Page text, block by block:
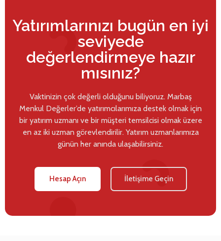
Yatırımlarınızı bugün en iyi
seviyede
değerlendirmeye hazır
mısınız?
Vaktinizin çok değerli olduğunu biliyoruz. Marbaş
Menkul Değerler’de yatırımcılarımıza destek olmak için
bir yatırım uzmanı ve bir müşteri temsilcisi olmak üzere
en az iki uzman görevlendirilir. Yatırım uzmanlarımıza
günün her anında ulaşabilirsiniz.
Hesap Açın İletişime Geçin